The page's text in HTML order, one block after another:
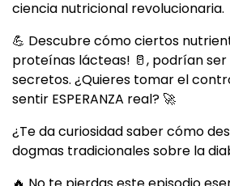
ciencia nutricional revolucionaria.
💪 Descubre cómo ciertos
proteínas lácteas! 🥛, podrían ser
secretos. ¿Quieres tomar el
sentir ESPERANZA real? 🚀
¿Te da curiosidad saber cómo
dogmas tradicionales sobre la